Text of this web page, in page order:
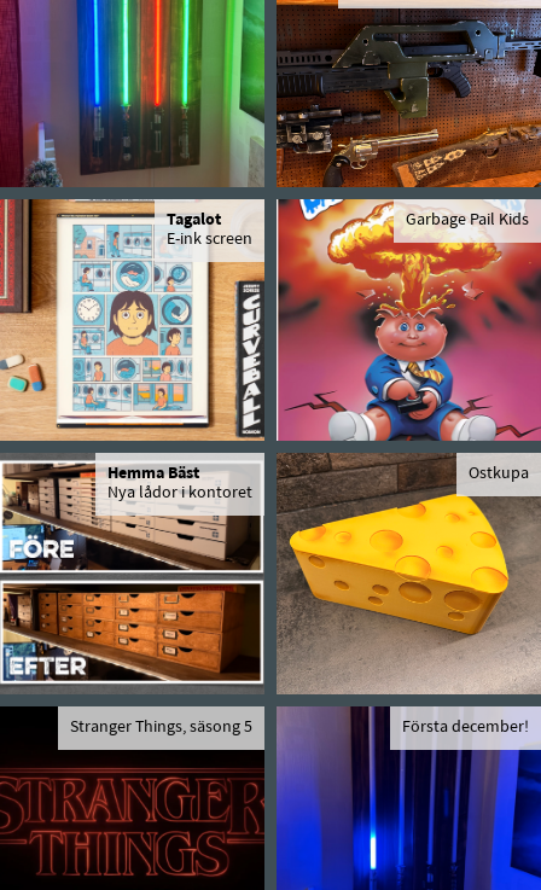
Tagalot
E-ink screen
Garbage Pail Kids
Hemma Bäst
Nya lådor i kontoret
Ostkupa
Stranger Things, säsong 5 Första december!